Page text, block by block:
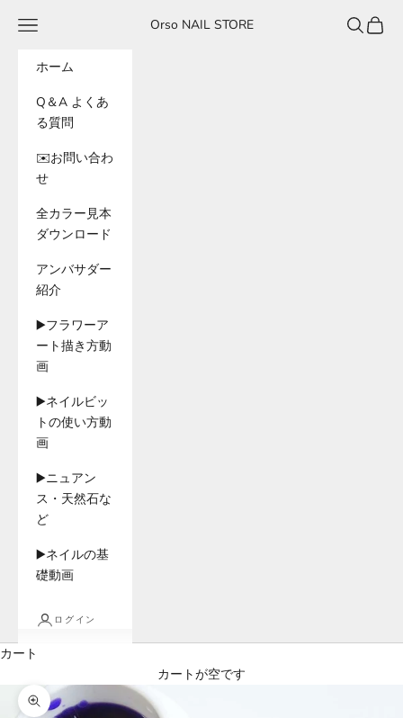
Orso NAIL STORE
メニュー 検索カート
ホーム
Q＆A よくあ
る質問
✉️お問い合わ
せ
全カラー見本
ダウンロード
アンバサダー
紹介
▶️フラワーア
ート描き方動
画
▶️ネイルビッ
トの使い方動
画
▶️ニュアン
ス・天然石な
ど
▶️ネイルの基
礎動画
ログイン
カート
カートが空です
ズームイン